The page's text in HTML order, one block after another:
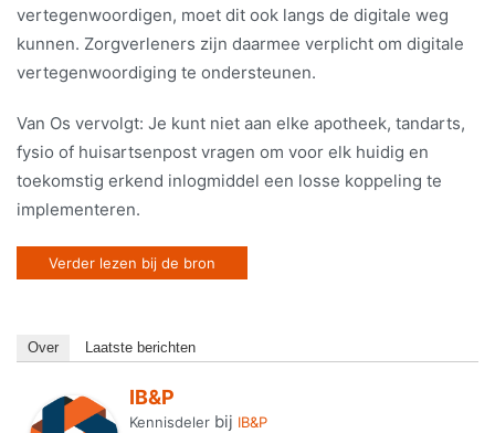
vertegenwoordigen, moet dit ook langs de digitale weg
kunnen. Zorgverleners zijn daarmee verplicht om digitale
vertegenwoordiging te ondersteunen.
Van Os vervolgt: Je kunt niet aan elke apotheek, tandarts,
fysio of huisartsenpost vragen om voor elk huidig en
toekomstig erkend inlogmiddel een losse koppeling te
implementeren.
Verder lezen bij de bron
Over Laatste berichten
IB&P
Kennisdeler bij IB&P